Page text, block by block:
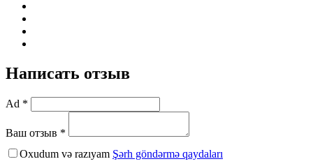
Написать отзыв
Ad *
Ваш отзыв *
Oxudum və razıyam Şərh göndərmə qaydaları